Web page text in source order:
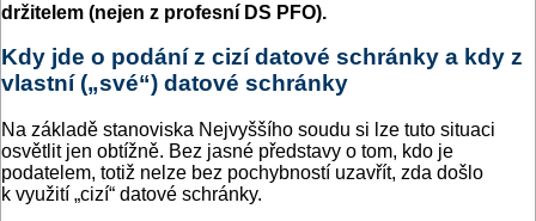
držitelem (nejen z profesní DS PFO).
Kdy jde o podání z cizí datové schránky a kdy z
vlastní („své“) datové schránky
Na základě stanoviska Nejvyššího soudu si lze tuto situaci
osvětlit jen obtížně. Bez jasné představy o tom, kdo je
podatelem, totiž nelze bez pochybností uzavřít, zda došlo
k využití „cizí“ datové schránky.